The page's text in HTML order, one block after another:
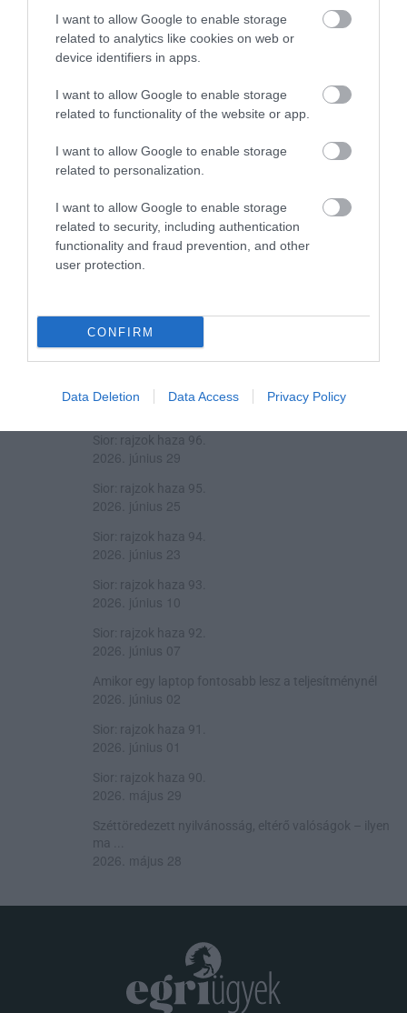
I want to allow Google to enable storage
related to analytics like cookies on web or
device identifiers in apps.
I want to allow Google to enable storage
related to functionality of the website or app.
I want to allow Google to enable storage
related to personalization.
I want to allow Google to enable storage
related to security, including authentication
functionality and fraud prevention, and other
user protection.
CONFIRM
Data Deletion Data Access Privacy Policy
építkezni – fejtegeti Horváth László, aki
szerint kedd éjjel bebizonyosodott, hogy
csődöt mondott minden gyűlöletkeltő
szándék. Ide torkollott, ami márciusban
eli...
A ROVAT TOVÁBBI CIKKEI
Sior: rajzok haza 97.
2026. július 09
Sior: rajzok haza 96.
2026. június 29
Sior: rajzok haza 95.
2026. június 25
Sior: rajzok haza 94.
2026. június 23
Sior: rajzok haza 93.
2026. június 10
Sior: rajzok haza 92.
2026. június 07
Amikor egy laptop fontosabb lesz a teljesítménynél
2026. június 02
Sior: rajzok haza 91.
2026. június 01
Sior: rajzok haza 90.
2026. május 29
Széttöredezett nyilvánosság, eltérő valóságok – ilyen
ma ...
2026. május 28